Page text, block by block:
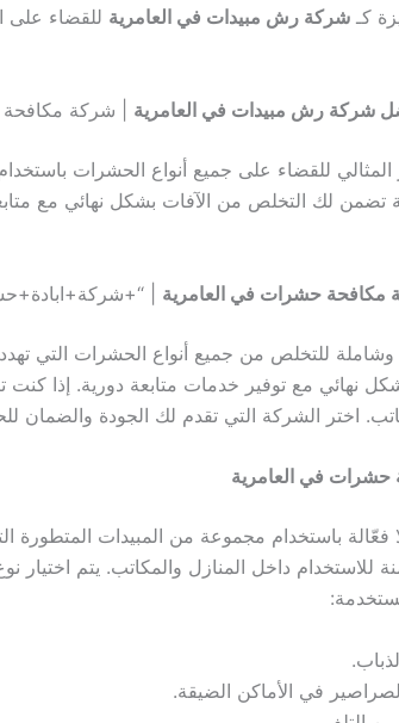
كـ شركة رش مبيدات في العامرية للقضاء على
شركة رش مبيدات في العامرية | شركة مكافحة
المثالي للقضاء على جميع أنواع الحشرات
تضمن لك التخلص من الآفات بشكل نهائي مع
حشرات في العامرية |
وشاملة للتخلص من جميع أنواع الحشرات التي
نهائي مع توفير خدمات متابعة دورية. إذا
اختر الشركة التي تقدم لك الجودة والضمان
في العامرية
فعّالة باستخدام مجموعة من المبيدات المتطورة
للاستخدام داخل المنازل والمكاتب. يتم اختيار
في الأماكن الضيقة.